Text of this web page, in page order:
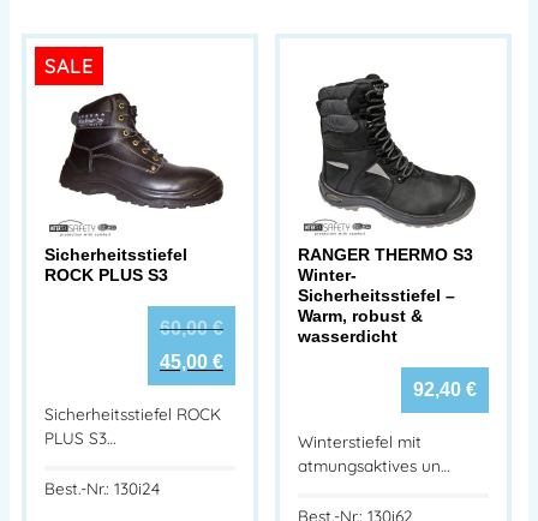
SALE
Sicherheitsstiefel
ROCK PLUS S3
60,00€
45,00 €
Sicherheitsstiefel ROCK
PLUS S3…
Best.-Nr.: 130i24
RANGER THERMO S3
Winter-
Sicherheitsstiefel –
Warm, robust &
wasserdicht
92,40 €
Winterstiefel mit
atmungsaktives un…
Best.-Nr.: 130i62